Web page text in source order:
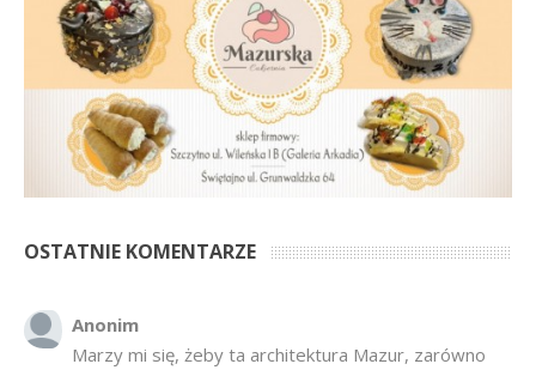
OSTATNIE KOMENTARZE
Anonim
Marzy mi się, żeby ta architektura Mazur, zarówno